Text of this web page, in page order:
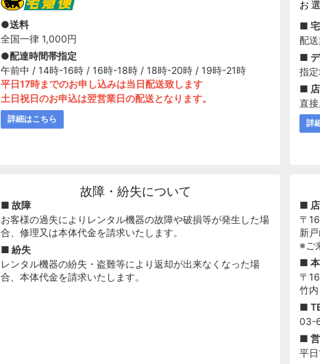
●送料
全国一律 1,000円
●配達時間帯指定
午前中 / 14時-16時 / 16時-18時 / 18時-20時 / 19時-21時
平日17時までのお申し込みは当日配送致します
土日祝日のお申込は翌営業日の配送となります。
詳細はこちら
お
■
配
■
指
■
直
詳
故障・紛失について
■ 故障
お客様の過失によりレンタル機器の故障や破損等が発生した場
合、修理又は本体代金を請求いたします。
■ 紛失
レンタル機器の紛失・盗難等により返却が出来なくなった場
合、本体代金を請求いたします。
■
〒
新
※ご
■
〒
竹
■
03-
■
平